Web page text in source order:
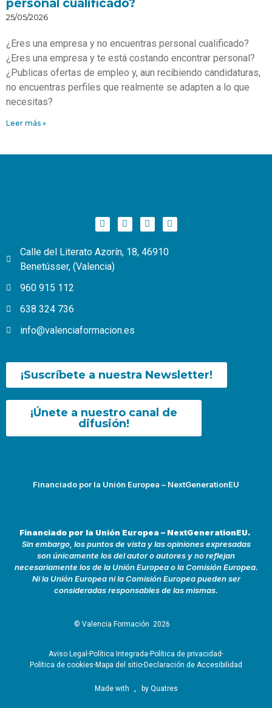
personal cualificado?
25/05/2026
¿Eres una empresa y no encuentras personal cualificado?
¿Eres una empresa y te está costando encontrar personal?
¿Publicas ofertas de empleo y, aun recibiendo candidaturas,
no encuentras perfiles que realmente se adapten a lo que
necesitas?
Leer más »
Calle del Literato Azorín, 18, 46910
Benetússer, (Valencia)
960 915 112
638 324 736
info@valenciaformacion.es
¡Suscríbete a nuestra Newsletter!
¡Únete a nuestro canal de
difusión!
Financiado por la Unión Europea – NextGenerationEU
Financiado por la Unión Europea – NextGenerationEU.
Sin embargo, los puntos de vista y las opiniones expresadas
son únicamente los del autor o autores y no reflejan
necesariamente los de la Unión Europea o la Comisión Europea.
Ni la Unión Europea ni la Comisión Europea pueden ser
consideradas responsables de las mismas.
© Valencia Formación 2026
Aviso Legal Política Integrada Política de privacidad
Política de cookies Mapa del sitio Declaración de Accesibilidad